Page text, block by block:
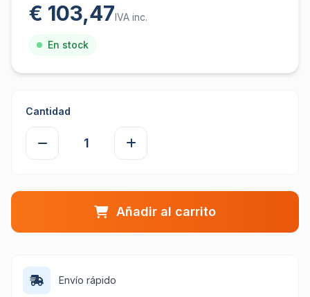
€ 103,47IVA inc.
En stock
Cantidad
Añadir al carrito
Envío rápido